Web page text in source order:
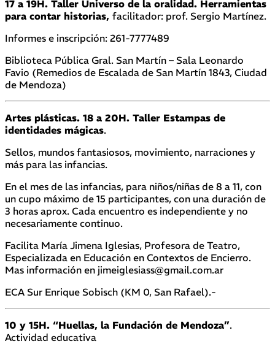
17 a 19H. Taller Universo de la oralidad. Herramientas
para contar historias, facilitador: prof. Sergio Martínez.
Informes e inscripción: 261-7777489
Biblioteca Pública Gral. San Martín – Sala Leonardo
Favio (Remedios de Escalada de San Martín 1843, Ciudad
de Mendoza)
Artes plásticas. 18 a 20H. Taller Estampas de
identidades mágicas.
Sellos, mundos fantasiosos, movimiento, narraciones y
más para las infancias.
En el mes de las infancias, para niños/niñas de 8 a 11, con
un cupo máximo de 15 participantes, con una duración de
3 horas aprox. Cada encuentro es independiente y no
necesariamente continuo.
Facilita María Jimena Iglesias, Profesora de Teatro,
Especializada en Educación en Contextos de Encierro.
Mas información en jimeiglesiass@gmail.com.ar
ECA Sur Enrique Sobisch (KM 0, San Rafael).-
10 y 15H. “Huellas, la Fundación de Mendoza”.
Actividad educativa